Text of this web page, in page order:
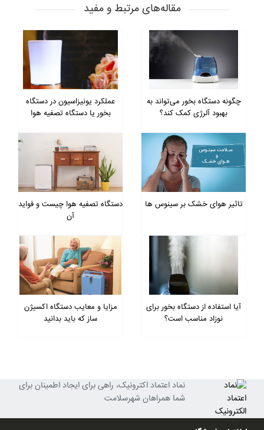
مقاله‌های مرتبط و مفید
چگونه دستگاه بخور می‌تواند به
بهبود آلرژی کمک کند؟
عملکرد یونیزاسیون در دستگاه
بخور یا دستگاه تصفیه هوا
تاثیر هوای خشک بر سینوس ها
دستگاه تصفیه هوا چیست و فواید
آن
آیا استفاده از دستگاه بخور برای
نوزاد مناسب است؟
مزایا و معایب دستگاه اکسیژن
ساز که باید بدانید
نماد اعتماد اکترونیک، راهی برای ایجاد اطمینان برای
شما همراهان شهرسلامت